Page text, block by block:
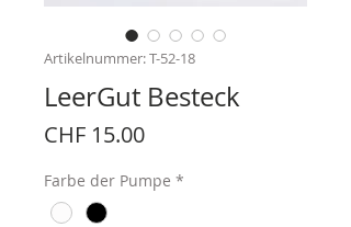
Artikelnummer: T-52-18
LeerGut Besteck
CHF 15.00Preis
Farbe der Pumpe *